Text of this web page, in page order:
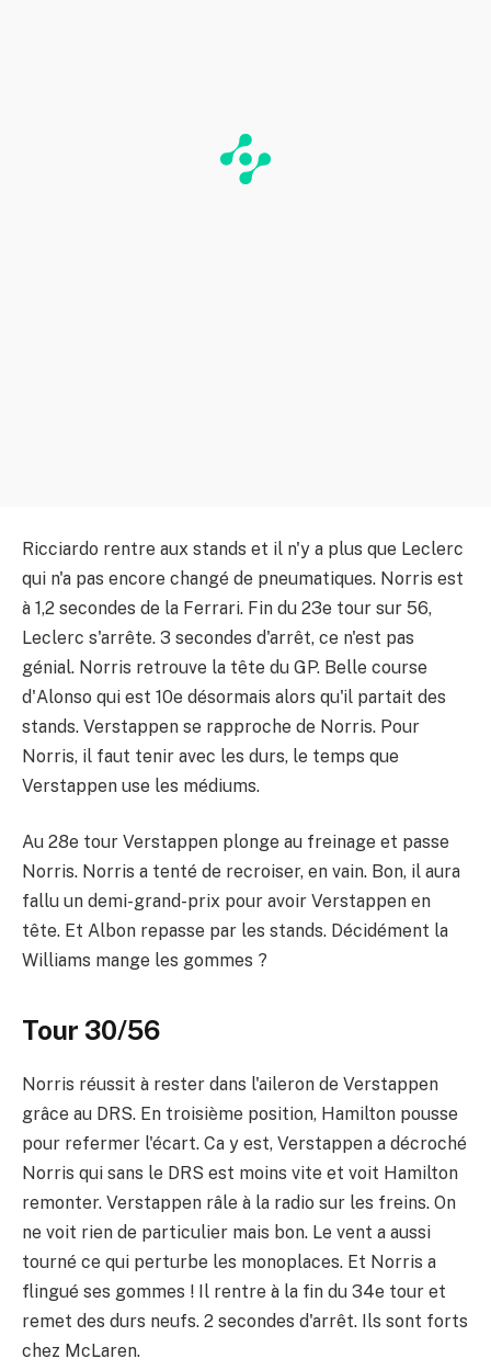
Ricciardo rentre aux stands et il n'y a plus que Leclerc
qui n'a pas encore changé de pneumatiques. Norris est
à 1,2 secondes de la Ferrari. Fin du 23e tour sur 56,
Leclerc s'arrête. 3 secondes d'arrêt, ce n'est pas
génial. Norris retrouve la tête du GP. Belle course
d'Alonso qui est 10e désormais alors qu'il partait des
stands. Verstappen se rapproche de Norris. Pour
Norris, il faut tenir avec les durs, le temps que
Verstappen use les médiums.
Au 28e tour Verstappen plonge au freinage et passe
Norris. Norris a tenté de recroiser, en vain. Bon, il aura
fallu un demi-grand-prix pour avoir Verstappen en
tête. Et Albon repasse par les stands. Décidément la
Williams mange les gommes ?
Tour 30/56
Norris réussit à rester dans l'aileron de Verstappen
grâce au DRS. En troisième position, Hamilton pousse
pour refermer l'écart. Ca y est, Verstappen a décroché
Norris qui sans le DRS est moins vite et voit Hamilton
remonter. Verstappen râle à la radio sur les freins. On
ne voit rien de particulier mais bon. Le vent a aussi
tourné ce qui perturbe les monoplaces. Et Norris a
flingué ses gommes ! Il rentre à la fin du 34e tour et
remet des durs neufs. 2 secondes d'arrêt. Ils sont forts
chez McLaren.